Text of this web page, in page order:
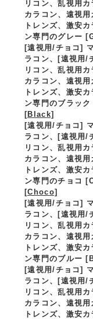
リコン、乱視用
カラコン、遠視
トレンズ、激安
ン専門のグレー
[遠視用/チョコ]
ラコン、
[遠視用/
リコン、乱視用
カラコン、遠視
トレンズ、激安
ン専門のブラッ
[Black]
[遠視用/チョコ]
ラコン、
[遠視用/
リコン、乱視用
カラコン、遠視
トレンズ、激安
ン専門のチョコ
[Choco]
[遠視用/チョコ]
ラコン、
[遠視用/
リコン、乱視用
カラコン、遠視
トレンズ、激安
ン専門のブルー
[遠視用/チョコ]
ラコン、
[遠視用/
リコン、乱視用
カラコン、遠視
トレンズ、激安